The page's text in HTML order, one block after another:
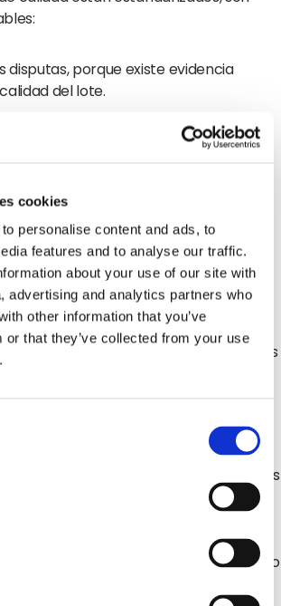
cookies
personalise content and ads, to
features and to analyse our traffic.
about your use of our site with
advertising and analytics partners who
other information that you’ve
or that they’ve collected from your use
disputas, porque existe evidencia
del lote.
conforme a lo esperado, evitando
momento o sorpresas de calidad.
que disminuye el riesgo de que el
lo pactado o de que deban
impulsan estas mejoras:
unificados:
Al formalizar los
y aumenta la consistencia.
Los paneles y herramientas
al equipo operativo en cuanto
días después. Esto permite reclasificar,
el lote antes de que salga del centro